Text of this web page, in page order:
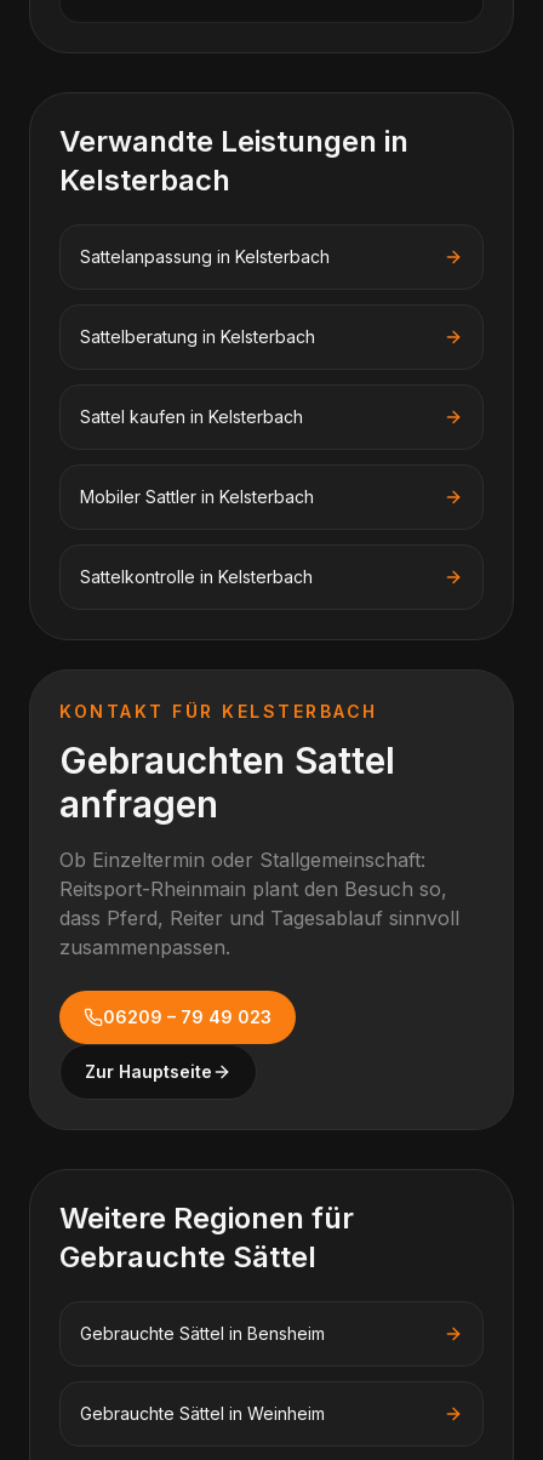
Verwandte Leistungen in
Kelsterbach
Sattelanpassung in Kelsterbach
Sattelberatung in Kelsterbach
Sattel kaufen in Kelsterbach
Mobiler Sattler in Kelsterbach
Sattelkontrolle in Kelsterbach
KONTAKT FÜR KELSTERBACH
Gebrauchten Sattel
anfragen
Ob Einzeltermin oder Stallgemeinschaft:
Reitsport-Rheinmain plant den Besuch so,
dass Pferd, Reiter und Tagesablauf sinnvoll
zusammenpassen.
06209 – 79 49 023
Zur Hauptseite
Weitere Regionen für
Gebrauchte Sättel
Gebrauchte Sättel in Bensheim
Gebrauchte Sättel in Weinheim